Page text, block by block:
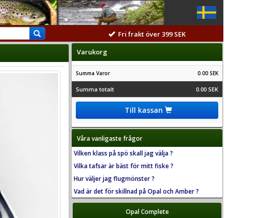
Fri frakt över 399 SEK
Varukorg
Summa Varor 0.00 SEK
Summa totalt 0.00 SEK
Till kassan
Våra vanligaste frågor
Vilken klass på spö skall jag välja ?
Vilka tafsar är bäst för mitt fiske ?
Hur väljer jag flugmönster ?
Vad är det för skillnad på Opal och Amber ?
Opal Complete